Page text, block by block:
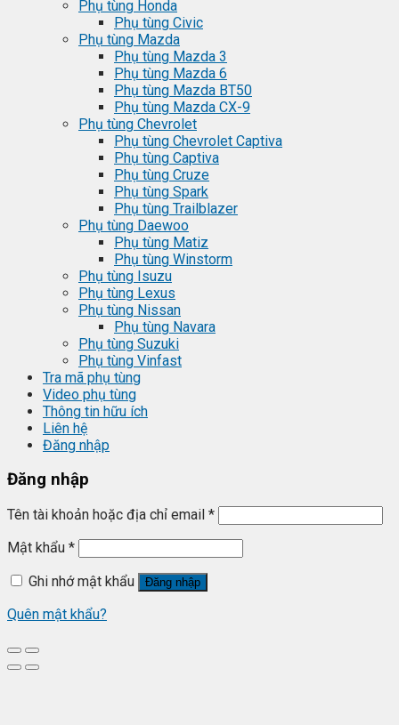
Phụ tùng Honda
Phụ tùng Civic
Phụ tùng Mazda
Phụ tùng Mazda 3
Phụ tùng Mazda 6
Phụ tùng Mazda BT50
Phụ tùng Mazda CX-9
Phụ tùng Chevrolet
Phụ tùng Chevrolet Captiva
Phụ tùng Captiva
Phụ tùng Cruze
Phụ tùng Spark
Phụ tùng Trailblazer
Phụ tùng Daewoo
Phụ tùng Matiz
Phụ tùng Winstorm
Phụ tùng Isuzu
Phụ tùng Lexus
Phụ tùng Nissan
Phụ tùng Navara
Phụ tùng Suzuki
Phụ tùng Vinfast
Tra mã phụ tùng
Video phụ tùng
Thông tin hữu ích
Liên hệ
Đăng nhập
Đăng nhập
Tên tài khoản hoặc địa chỉ email *
Mật khẩu *
Ghi nhớ mật khẩu
Đăng nhập
Quên mật khẩu?